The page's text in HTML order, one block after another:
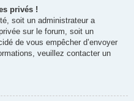
privés !
soit un administrateur a
sur le forum, soit un
de vous empêcher d’envoyer
veuillez contacter un